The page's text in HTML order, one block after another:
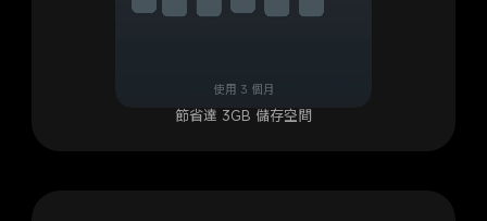
使用 3 個月
節省達 3GB 儲存空間